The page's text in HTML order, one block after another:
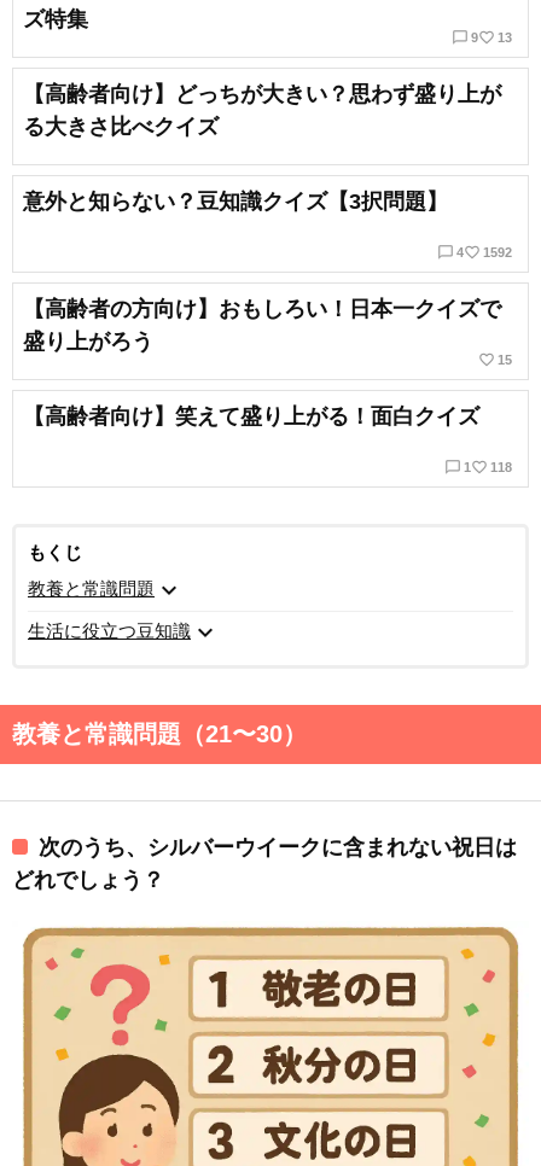
ズ特集
chat_bubble_outline 9favorite_border 13
【高齢者向け】どっちが大きい？思わず盛り上が
る大きさ比べクイズ
意外と知らない？豆知識クイズ【3択問題】
chat_bubble_outline 4favorite_border 1592
【高齢者の方向け】おもしろい！日本一クイズで
盛り上がろう
favorite_border 15
【高齢者向け】笑えて盛り上がる！面白クイズ
chat_bubble_outline 1 favorite_border 118
もくじ
教養と常識問題 expand_more
生活に役立つ豆知識 expand_more
教養と常識問題（21〜30）
次のうち、シルバーウイークに含まれない祝日は
どれでしょう？